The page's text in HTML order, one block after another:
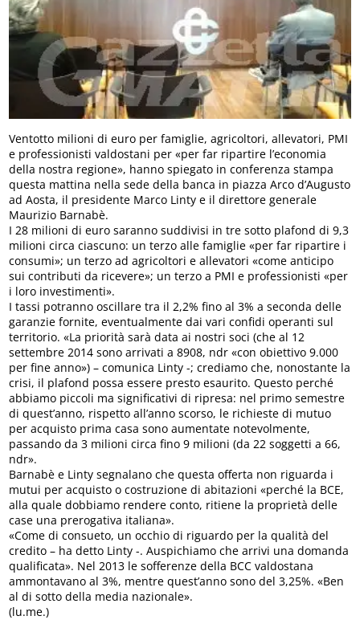
Ventotto milioni di euro per famiglie, agricoltori, allevatori, PMI
e professionisti valdostani per «per far ripartire l’economia
della nostra regione», hanno spiegato in conferenza stampa
questa mattina nella sede della banca in piazza Arco d’Augusto
ad Aosta, il presidente Marco Linty e il direttore generale
Maurizio Barnabè.
I 28 milioni di euro saranno suddivisi in tre sotto plafond di 9,3
milioni circa ciascuno: un terzo alle famiglie «per far ripartire i
consumi»; un terzo ad agricoltori e allevatori «come anticipo
sui contributi da ricevere»; un terzo a PMI e professionisti «per
i loro investimenti».
I tassi potranno oscillare tra il 2,2% fino al 3% a seconda delle
garanzie fornite, eventualmente dai vari confidi operanti sul
territorio. «La priorità sarà data ai nostri soci (che al 12
settembre 2014 sono arrivati a 8908, ndr «con obiettivo 9.000
per fine anno») – comunica Linty -; crediamo che, nonostante la
crisi, il plafond possa essere presto esaurito. Questo perché
abbiamo piccoli ma significativi di ripresa: nel primo semestre
di quest’anno, rispetto all’anno scorso, le richieste di mutuo
per acquisto prima casa sono aumentate notevolmente,
passando da 3 milioni circa fino 9 milioni (da 22 soggetti a 66,
ndr».
Barnabè e Linty segnalano che questa offerta non riguarda i
mutui per acquisto o costruzione di abitazioni «perché la BCE,
alla quale dobbiamo rendere conto, ritiene la proprietà delle
case una prerogativa italiana».
«Come di consueto, un occhio di riguardo per la qualità del
credito – ha detto Linty -. Auspichiamo che arrivi una domanda
qualificata». Nel 2013 le sofferenze della BCC valdostana
ammontavano al 3%, mentre quest’anno sono del 3,25%. «Ben
al di sotto della media nazionale».
(lu.me.)